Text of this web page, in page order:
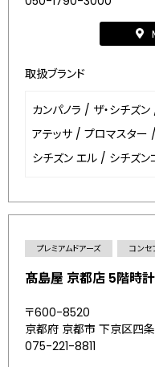
取扱ブランド
カンパノラ / ザ・シチズン
アテッサ / プロマスター /
シチズン エル / シチズン
プレミアムドアーズ コンセ
髙島屋 京都店 5階時
〒600-8520
京都府 京都市 下京区四
075-221-8811